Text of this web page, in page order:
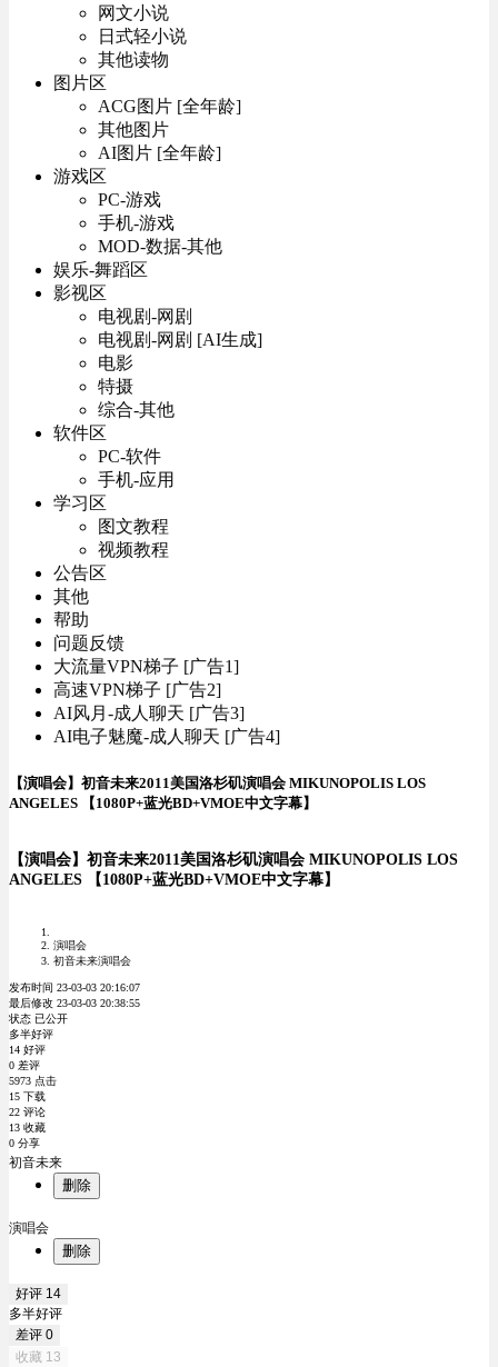
网文小说
日式轻小说
其他读物
图片区
ACG图片 [全年龄]
其他图片
AI图片 [全年龄]
游戏区
PC-游戏
手机-游戏
MOD-数据-其他
娱乐-舞蹈区
影视区
电视剧-网剧
电视剧-网剧 [AI生成]
电影
特摄
综合-其他
软件区
PC-软件
手机-应用
学习区
图文教程
视频教程
公告区
其他
帮助
问题反馈
大流量VPN梯子 [广告1]
高速VPN梯子 [广告2]
AI风月-成人聊天 [广告3]
AI电子魅魔-成人聊天 [广告4]
【演唱会】初音未来2011美国洛杉矶演唱会 MIKUNOPOLIS LOS
ANGELES 【1080P+蓝光BD+VMOE中文字幕】
【演唱会】初音未来2011美国洛杉矶演唱会 MIKUNOPOLIS LOS
ANGELES 【1080P+蓝光BD+VMOE中文字幕】
演唱会
初音未来演唱会
发布时间 23-03-03 20:16:07
最后修改 23-03-03 20:38:55
状态 已公开
多半好评
14 好评
0 差评
5973 点击
15 下载
22 评论
13 收藏
0 分享
初音未来
删除
演唱会
删除
好评 14
多半好评
差评 0
收藏 13